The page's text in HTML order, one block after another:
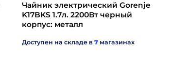
Чайник электрический Gorenje
K17BKS 1.7л. 2200Вт черный
корпус: металл
Доступен на складе в 7 магазинах